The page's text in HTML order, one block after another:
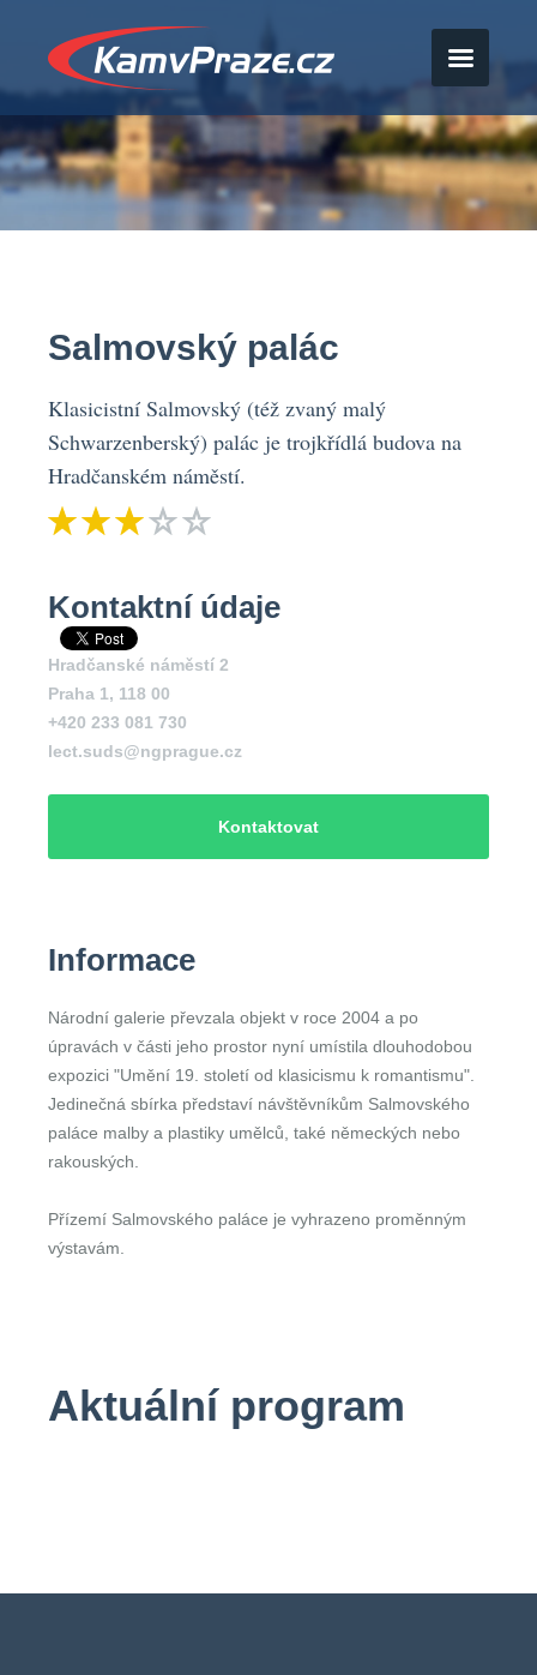
Salmovský palác
Klasicistní Salmovský (též zvaný malý
Schwarzenberský) palác je trojkřídlá budova na
Hradčanském náměstí.
Kontaktní údaje
Hradčanské náměstí 2
Praha 1, 118 00
+420 233 081 730
lect.suds@ngprague.cz
Kontaktovat
Informace
Národní galerie převzala objekt v roce 2004 a po
úpravách v části jeho prostor nyní umístila dlouhodobou
expozici "Umění 19. století od klasicismu k romantismu".
Jedinečná sbírka představí návštěvníkům Salmovského
paláce malby a plastiky umělců, také německých nebo
rakouských.
Přízemí Salmovského paláce je vyhrazeno proměnným
výstavám.
Aktuální program